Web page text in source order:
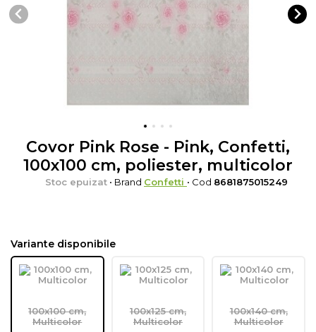
Covor Pink Rose - Pink, Confetti,
100x100 cm, poliester, multicolor
Stoc epuizat • Brand Confetti • Cod 8681875015249
Variante disponibile
100x100 cm,
Multicolor
100x125 cm,
Multicolor
100x140 cm,
Multicolor